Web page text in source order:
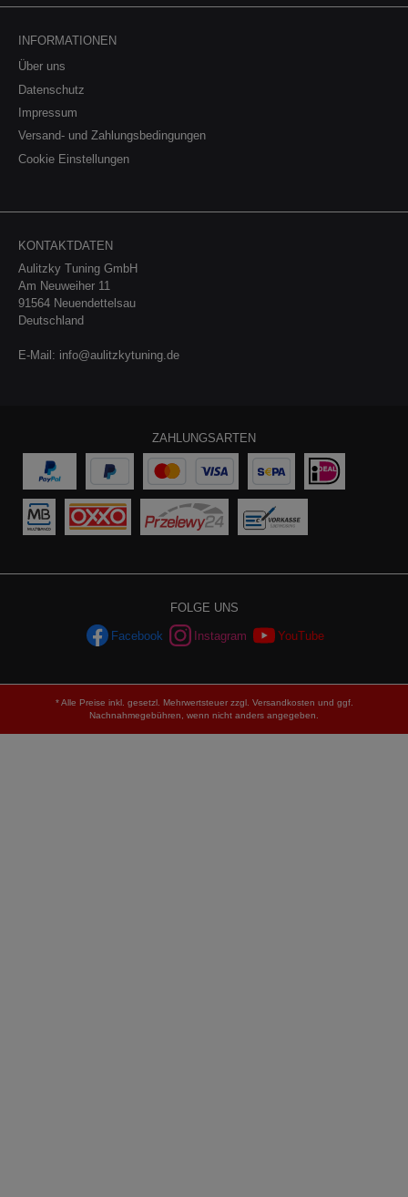
INFORMATIONEN
Über uns
Datenschutz
Impressum
Versand- und Zahlungsbedingungen
Cookie Einstellungen
KONTAKTDATEN
Aulitzky Tuning GmbH
Am Neuweiher 11
91564 Neuendettelsau
Deutschland
E-Mail: info@aulitzkytuning.de
ZAHLUNGSARTEN
FOLGE UNS
Facebook Instagram YouTube
* Alle Preise inkl. gesetzl. Mehrwertsteuer zzgl. Versandkosten und ggf.
Nachnahmegebühren, wenn nicht anders angegeben.